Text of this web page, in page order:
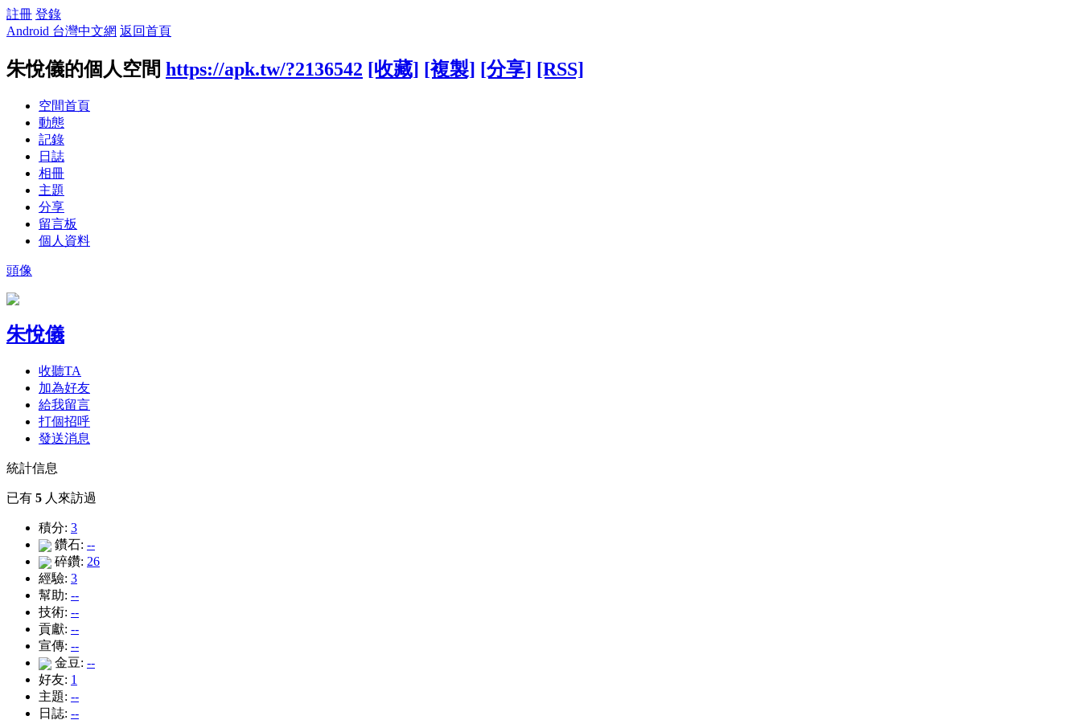
註冊 登錄
Android 台灣中文網 返回首頁
朱悅儀的個人空間 https://apk.tw/?2136542 [收藏] [複製] [分享] [RSS]
空間首頁
動態
記錄
日誌
相冊
主題
分享
留言板
個人資料
頭像
朱悅儀
收聽TA
加為好友
給我留言
打個招呼
發送消息
統計信息
已有 5 人來訪過
積分: 3
鑽石: --
碎鑽: 26
經驗: 3
幫助: --
技術: --
貢獻: --
宣傳: --
金豆: --
好友: 1
主題: --
日誌: --